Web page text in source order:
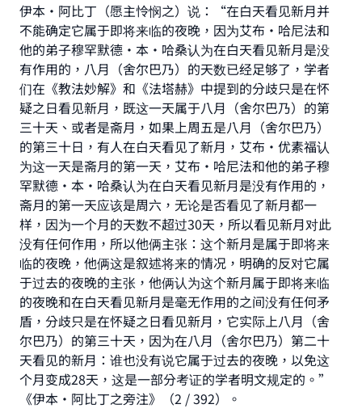
伊本•阿比丁（愿主怜悯之）说：“在白天看见新月并
不能确定它属于即将来临的夜晚，因为艾布•哈尼法和
他的弟子穆罕默德•本·哈桑认为在白天看见新月是没
有作用的，八月（舍尔巴乃）的天数已经足够了，学者
们在《教法妙解》和《法塔赫》中提到的分歧只是在怀
疑之日看见新月，既这一天属于八月（舍尔巴乃）的第
三十天、或者是斋月，如果上周五是八月（舍尔巴乃）
的第三十日，有人在白天看见了新月，艾布·优素福认
为这一天是斋月的第一天，艾布•哈尼法和他的弟子穆
罕默德•本•哈桑认为在白天看见新月是没有作用的，
斋月的第一天应该是周六，无论是否看见了新月都一
样，因为一个月的天数不超过30天，所以看见新月对此
没有任何作用，所以他俩主张：这个新月是属于即将来
临的夜晚，他俩这是叙述将来的情况，明确的反对它属
于过去的夜晚的主张，他俩认为这个新月属于即将来临
的夜晚和在白天看见新月是毫无作用的之间没有任何矛
盾，分歧只是在怀疑之日看见新月，它实际上八月（舍
尔巴乃）的第三十天，因为在八月（舍尔巴乃）第二十
天看见的新月：谁也没有说它属于过去的夜晚，以免这
个月变成28天，这是一部分考证的学者明文规定的。”
《伊本•阿比丁之旁注》（2 / 392）。